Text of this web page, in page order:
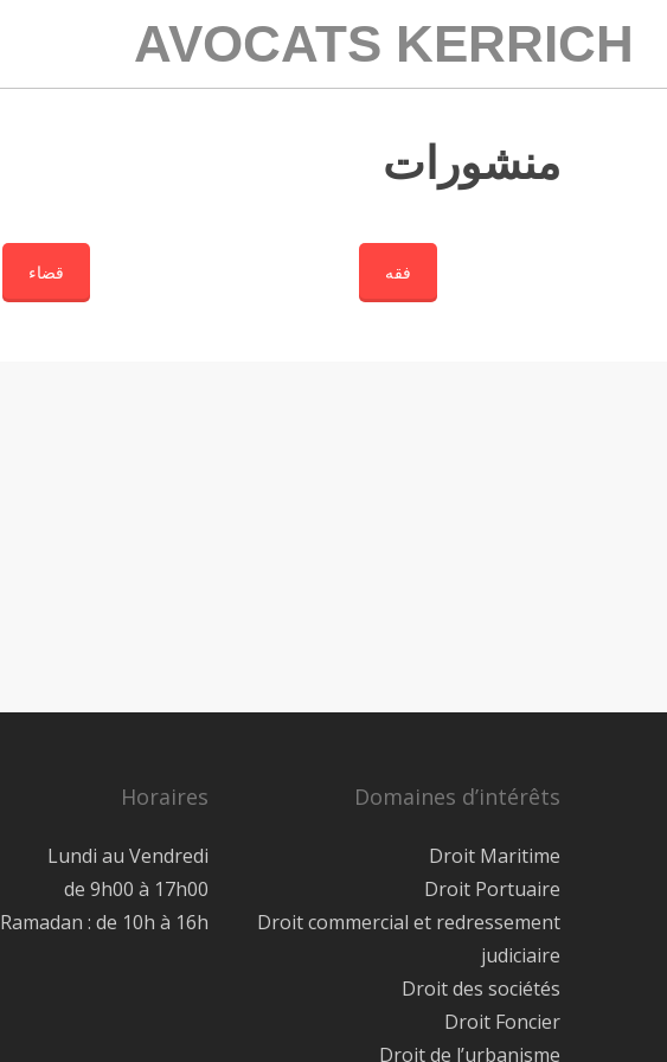
AVOCATS KERRICH
منشورات
قضاء فقه
Horaires
Lundi au Vendredi
de 9h00 à 17h00
Ramadan : de 10h à 16h
Domaines d’intérêts
Droit Maritime
Droit Portuaire
Droit commercial et redressement
judiciaire
Droit des sociétés
Droit Foncier
Droit de l’urbanisme